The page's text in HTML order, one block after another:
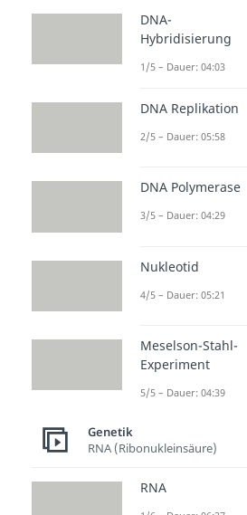
der
Außerdem
Phosphatreste
Phosphatreste
Diese drei
miteinander
aneinander.
Bindungen
einer Base und
Bindung.
auch als
Außerdem
bindung
und dem
aus einem
DNA-
Hybridisierung
1/5 – Dauer: 04:03
DNA Replikation
2/5 – Dauer: 05:58
DNA Polymerase
3/5 – Dauer: 04:29
Nukleotid
4/5 – Dauer: 05:21
Meselson-Stahl-
Experiment
5/5 – Dauer: 04:39
Genetik
RNA (Ribonukleinsäure)
RNA